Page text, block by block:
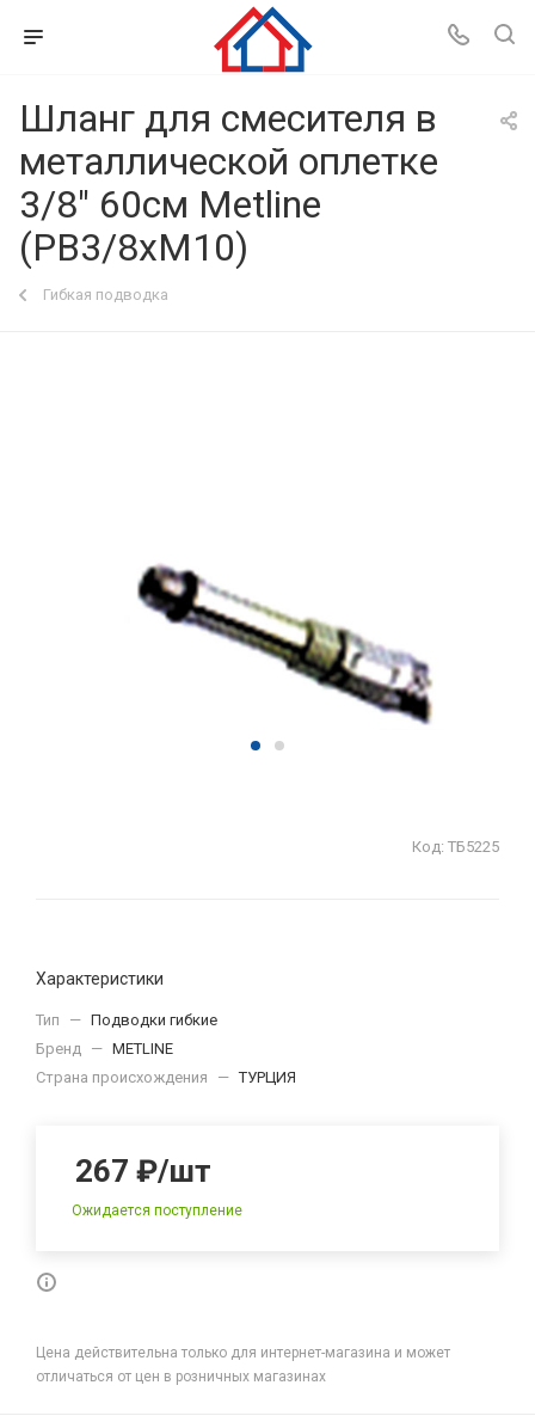
Шланг для смесителя в
металлической оплетке
3/8" 60см Metline
(РВ3/8хМ10)
Гибкая подводка
Код: ТБ5225
Характеристики
Тип — Подводки гибкие
Бренд — METLINE
Страна происхождения
— ТУРЦИЯ
267 ₽/шт
Ожидается поступление
Цена действительна только для интернет-магазина и может
отличаться от цен в розничных магазинах